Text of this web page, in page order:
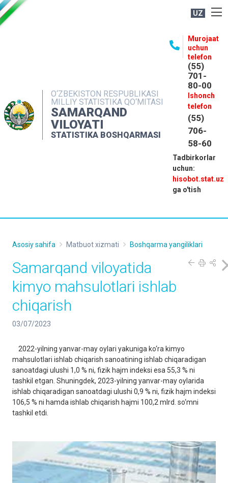
UZ
O‘ZBEKISTON RESPUBLIKASI
MILLIY STATISTIKA QO‘MITASI
SAMARQAND
VILOYATI
STATISTIKA BOSHQARMASI
Murojaat
uchun
telefon
(55)
701-
80-00
Ishonch
telefon
(55)
706-
58-60
Tadbirkorlar
uchun:
hisobot.stat.uz
ga o'tish
MATBUOT XIZMATI
MUROJAATLAR
KONTAKTLAR
Asosiy sahifa Matbuot xizmati Boshqarma yangiliklari
Samarqand viloyatida
kimyo mahsulotlari ishlab
chiqarish
03/07/2023
2022-yilning yanvar-may oylari yakuniga ko‘ra kimyo
mahsulotlari ishlab chiqarish sanoatining ishlab chiqaradigan
sanoatdagi ulushi 1,0 % ni, fizik hajm indeksi esa 55,3 % ni
tashkil etgan. Shuningdek, 2023-yilning yanvar-may oylarida
ishlab chiqaradigan sanoatdagi ulushi 0,9 % ni, fizik hajm indeksi
106,5 % ni hamda ishlab chiqarish hajmi 100,2 mlrd. so‘mni
tashkil etdi.